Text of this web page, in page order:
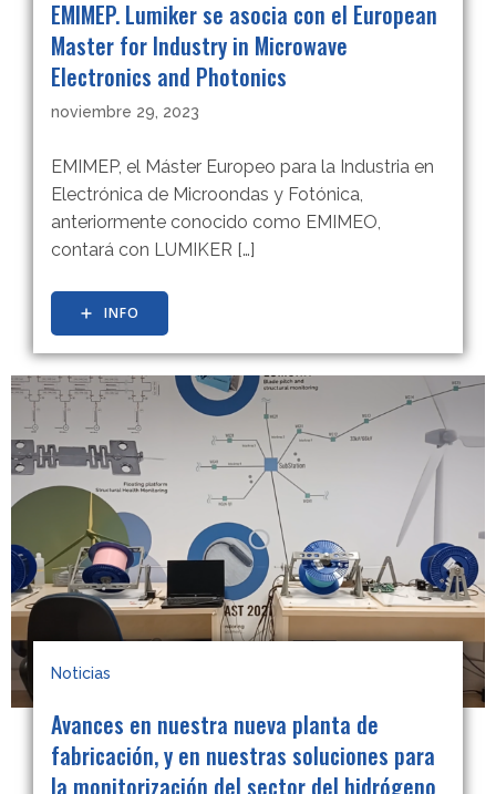
EMIMEP. Lumiker se asocia con el European
Master for Industry in Microwave
Electronics and Photonics
noviembre 29, 2023
EMIMEP, el Máster Europeo para la Industria en
Electrónica de Microondas y Fotónica,
anteriormente conocido como EMIMEO,
contará con LUMIKER […]
INFO
Noticias
Avances en nuestra nueva planta de
fabricación, y en nuestras soluciones para
la monitorización del sector del hidrógeno